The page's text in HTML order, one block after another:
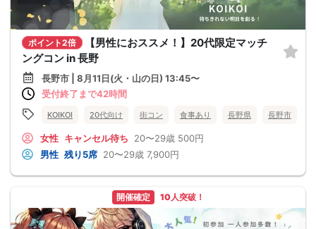
ポイント2倍
【男性におススメ！】20代限定マッチ
ングコン in 長野
長野市 | 8月11日(火・山の日) 13:45〜
受付終了まで42時間
KOIKOI 20代向け 街コン 食事あり 長野県 長野市
女性 キャンセル待ち 20〜29歳 500円
男性 残り5席 20〜29歳 7,900円
開催確定 10人突破！